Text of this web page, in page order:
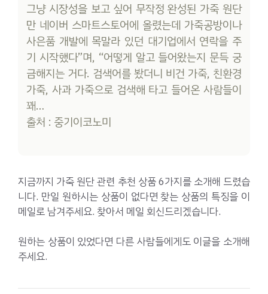
그냥 시장성을 보고 싶어 무작정 완성된 가죽 원단
만 네이버 스마트스토어에 올렸는데 가죽공방이나
사은품 개발에 목말라 있던 대기업에서 연락을 주
기 시작했다”며, “어떻게 알고 들어왔는지 문득 궁
금해지는 거다. 검색어를 봤더니 비건 가죽, 친환경
가죽, 사과 가죽으로 검색해 타고 들어온 사람들이
꽤…
출처 : 중기이코노미
지금까지 가죽 원단 관련 추천 상품 6가지를 소개해 드렸습
니다. 만일 원하시는 상품이 없다면 찾는 상품의 특징을 이
메일로 남겨주세요. 찾아서 메일 회신드리겠습니다.
원하는 상품이 있었다면 다른 사람들에게도 이글을 소개해
주세요.